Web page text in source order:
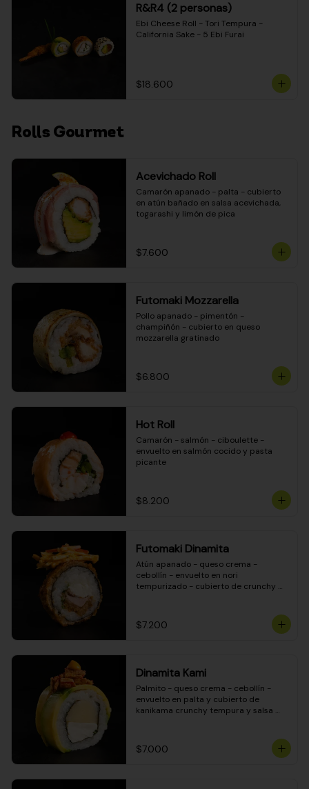
R&R4 (2 personas)
Ebi Cheese Roll - Tori Tempura -
California Sake - 5 Ebi Furai
$18.600
Rolls Gourmet
Acevichado Roll
Camarón apanado - palta - cubierto
en atún bañado en salsa acevichada,
togarashi y limón de pica
$7.600
Futomaki Mozzarella
Pollo apanado - pimentón -
champiñón - cubierto en queso
mozzarella gratinado
$6.800
Hot Roll
Camarón - salmón - ciboulette -
envuelto en salmón cocido y pasta
picante
$8.200
Futomaki Dinamita
Atún apanado - queso crema -
cebollín - envuelto en nori
tempurizado - cubierto de crunchy
$7.200
Dinamita Kami
Palmito - queso crema - cebollín -
envuelto en palta y cubierto de
kanikama crunchy tempura y salsa
$7.000